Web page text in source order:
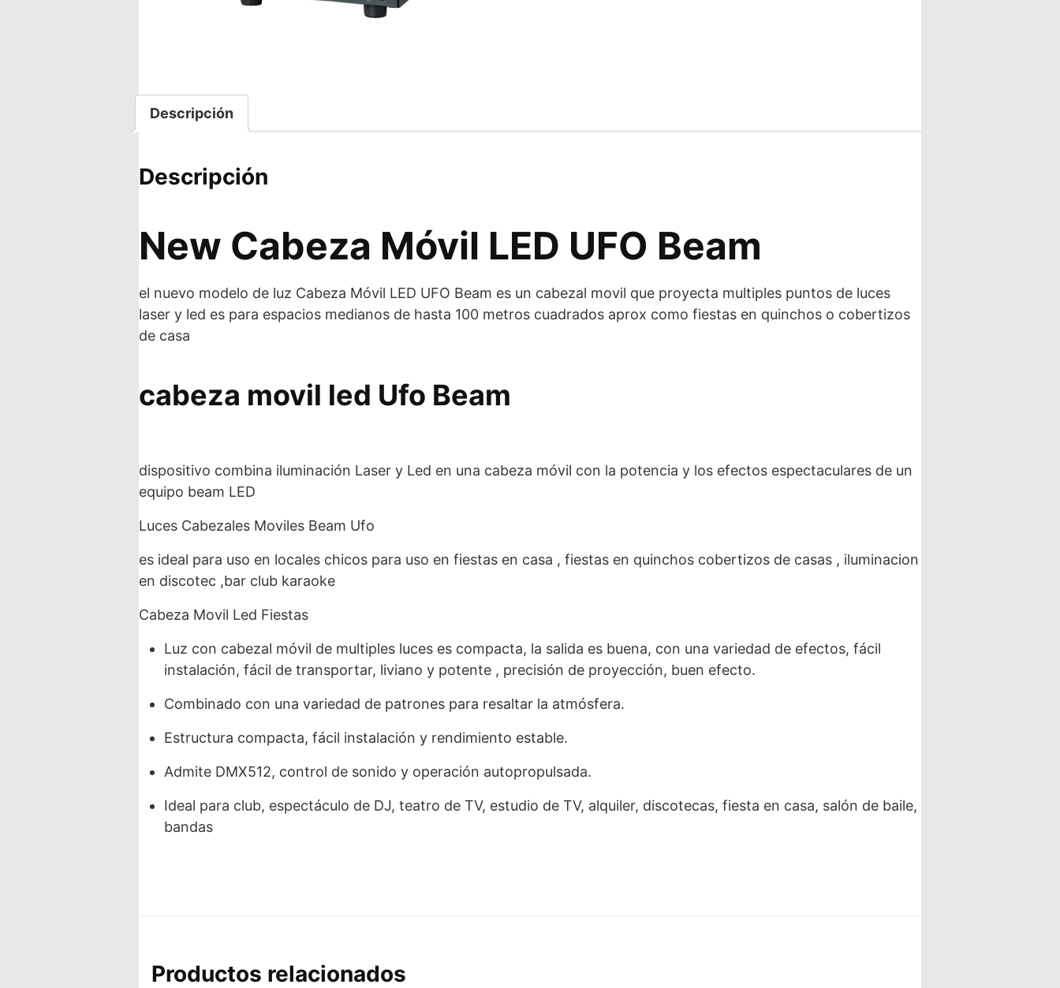
Descripción
Descripción
New Cabeza Móvil LED UFO Beam
el nuevo modelo de luz Cabeza Móvil LED UFO Beam es un cabezal movil que proyecta multiples puntos de luces
laser y led es para espacios medianos de hasta 100 metros cuadrados aprox como fiestas en quinchos o cobertizos
de casa
cabeza movil led Ufo Beam
dispositivo combina iluminación Laser y Led en una cabeza móvil con la potencia y los efectos espectaculares de un
equipo beam LED
Luces Cabezales Moviles Beam Ufo
es ideal para uso en locales chicos para uso en fiestas en casa , fiestas en quinchos cobertizos de casas , iluminacion
en discotec ,bar club karaoke
Cabeza Movil Led Fiestas
Luz con cabezal móvil de multiples luces es compacta, la salida es buena, con una variedad de efectos, fácil
instalación, fácil de transportar, liviano y potente , precisión de proyección, buen efecto.
Combinado con una variedad de patrones para resaltar la atmósfera.
Estructura compacta, fácil instalación y rendimiento estable.
Admite DMX512, control de sonido y operación autopropulsada.
Ideal para club, espectáculo de DJ, teatro de TV, estudio de TV, alquiler, discotecas, fiesta en casa, salón de baile,
bandas
Productos relacionados